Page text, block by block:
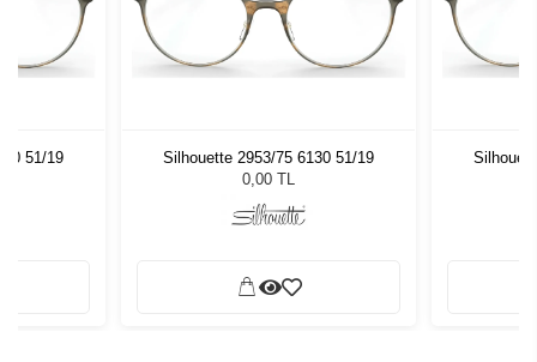
51/19
Silhouette 2953/75 6130 51/19
0,00 TL